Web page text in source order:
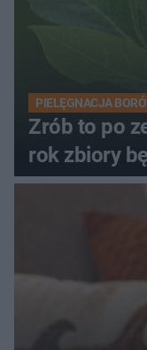
PIELĘGNACJA
Zrób to po
rok zbiory